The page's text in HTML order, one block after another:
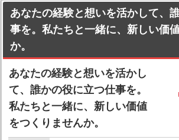
あなたの経験と想いを活かして、
事を。私たちと一緒に、新しい価
か。
あなたの経験と想いを活かし
て、誰かの役に立つ仕事を。
私たちと一緒に、新しい価値
をつくりませんか。